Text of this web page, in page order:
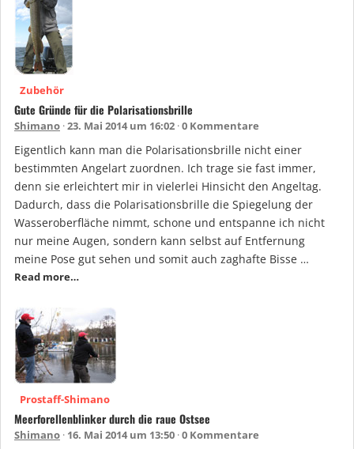
Zubehör
Gute Gründe für die Polarisationsbrille
Shimano 23. Mai 2014 um 16:02 0 Kommentare
Eigentlich kann man die Polarisationsbrille nicht einer
bestimmten Angelart zuordnen. Ich trage sie fast immer,
denn sie erleichtert mir in vielerlei Hinsicht den Angeltag.
Dadurch, dass die Polarisationsbrille die Spiegelung der
Wasseroberfläche nimmt, schone und entspanne ich nicht
nur meine Augen, sondern kann selbst auf Entfernung
meine Pose gut sehen und somit auch zaghafte Bisse …
Read more…
Prostaff-Shimano
Meerforellenblinker durch die raue Ostsee
Shimano 16. Mai 2014 um 13:50 0 Kommentare